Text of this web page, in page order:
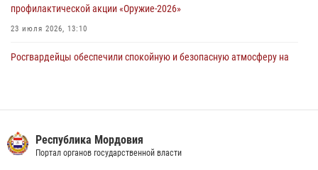
профилактической акции «Оружие‑2026»
23 июля 2026, 13:10
Росгвардейцы обеспечили спокойную и безопасную атмосферу на
обеспечили безопасность на футбольных мероприятиях: от
регионального турнира до Суперкубка России
Республика Мордовия
Портал органов государственной власти